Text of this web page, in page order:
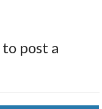
to post a